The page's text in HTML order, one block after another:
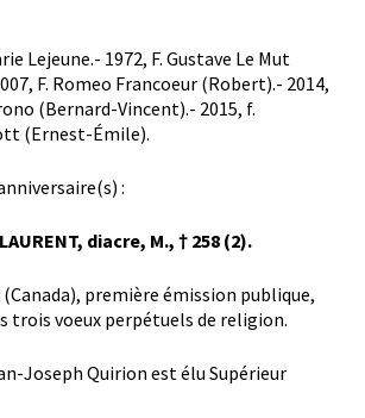
Lejeune.- 1972, F. Gustave Le Mut
F. Romeo Francoeur (Robert).- 2014,
(Bernard-Vincent).- 2015, f.
(Ernest-Émile).
:
diacre, M., † 258 (2).
(Canada), première émission publique,
trois voeux perpétuels de religion.
Joseph Quirion est élu Supérieur